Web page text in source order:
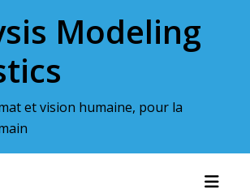
Modeling
et vision humaine, pour la